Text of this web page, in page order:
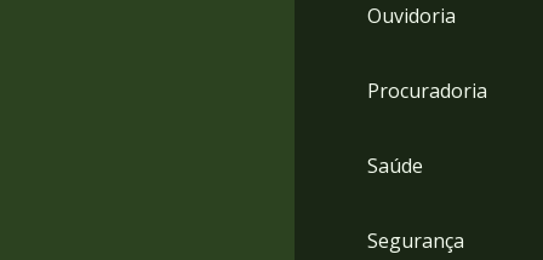
Ouvidoria
Procuradoria
Saúde
Segurança